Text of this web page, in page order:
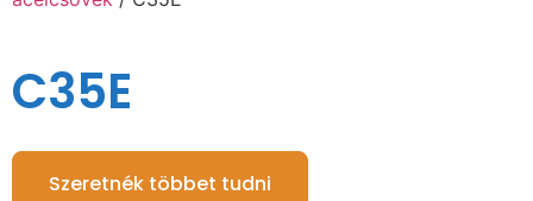
C35E
Szeretnék többet tudni